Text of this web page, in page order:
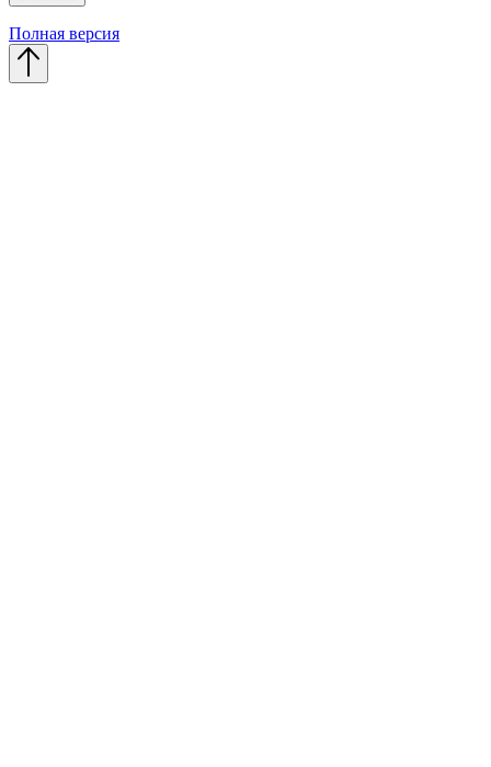
Полная версия